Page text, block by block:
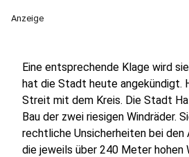
Anzeige
Eine entsprechende Klage wird
hat die Stadt heute angekündigt.
Streit mit dem Kreis. Die Stadt
Bau der zwei riesigen Windräder.
rechtliche Unsicherheiten bei
die jeweils über 240 Meter hohen